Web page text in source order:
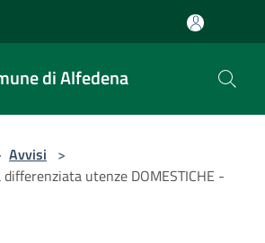
di Alfedena
Avvisi >
utenze DOMESTICHE -